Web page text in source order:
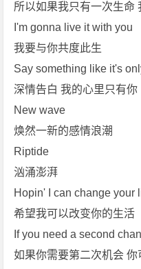
所以如果我只有一次生命
I'm gonna live it with you
我要与你共度此生
Say something like it's
深情告白 我的心里只有你
New wave
焕然一新的感情浪潮
Riptide
汹涌澎湃
Hopin' I can change your
希望我可以改变你的生活
If you need a second
如果你需要第二次机会